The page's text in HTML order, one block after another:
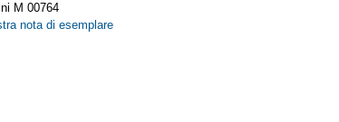
M 00764
nota di esemplare